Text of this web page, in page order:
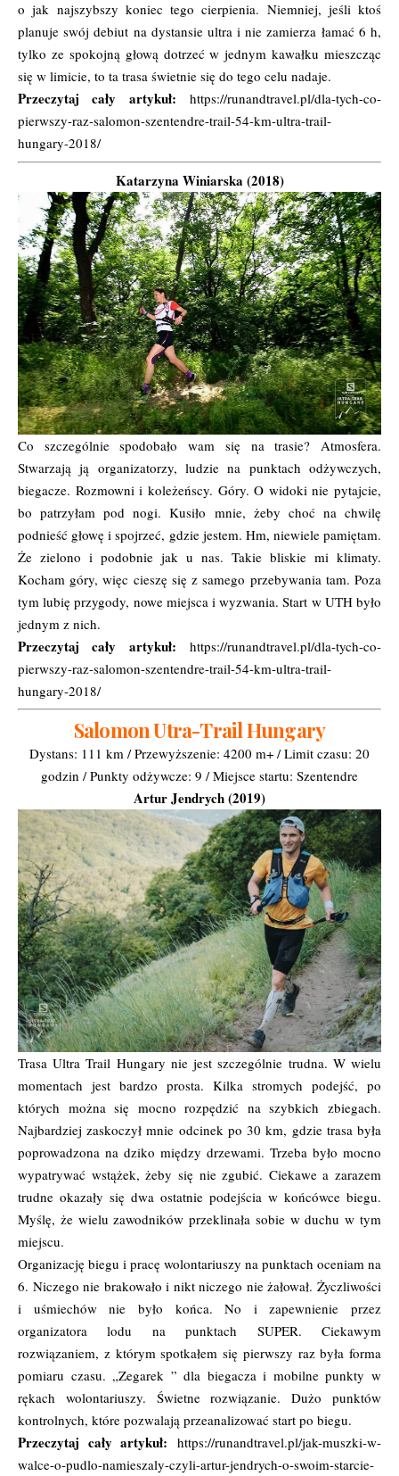
o jak najszybszy koniec tego cierpienia. Niemniej, jeśli ktoś
planuje swój debiut na dystansie ultra i nie zamierza łamać 6 h,
tylko ze spokojną głową dotrzeć w jednym kawałku mieszcząc
się w limicie, to ta trasa świetnie się do tego celu nadaje.
Przeczytaj cały artykuł: https://runandtravel.pl/dla-tych-co-
pierwszy-raz-salomon-szentendre-trail-54-km-ultra-trail-
hungary-2018/
Katarzyna Winiarska (2018)
Co szczególnie spodobało wam się na trasie? Atmosfera.
Stwarzają ją organizatorzy, ludzie na punktach odżywczych,
biegacze. Rozmowni i koleżeńscy. Góry. O widoki nie pytajcie,
bo patrzyłam pod nogi. Kusiło mnie, żeby choć na chwilę
podnieść głowę i spojrzeć, gdzie jestem. Hm, niewiele pamiętam.
Że zielono i podobnie jak u nas. Takie bliskie mi klimaty.
Kocham góry, więc cieszę się z samego przebywania tam. Poza
tym lubię przygody, nowe miejsca i wyzwania. Start w UTH było
jednym z nich.
Przeczytaj cały artykuł:
https://runandtravel.pl/dla-tych-co-
pierwszy-raz-salomon-szentendre-trail-54-km-ultra-trail-
hungary-2018/
Salomon Utra-Trail Hungary
Dystans: 111 km / Przewyższenie: 4200 m+ / Limit czasu: 20
godzin / Punkty odżywcze: 9 / Miejsce startu: Szentendre
Artur Jendrych (2019)
Trasa Ultra Trail Hungary nie jest szczególnie trudna. W wielu
momentach jest bardzo prosta. Kilka stromych podejść, po
których można się mocno rozpędzić na szybkich zbiegach.
Najbardziej zaskoczył mnie odcinek po 30 km, gdzie trasa była
poprowadzona na dziko między drzewami. Trzeba było mocno
wypatrywać wstążek, żeby się nie zgubić. Ciekawe a zarazem
trudne okazały się dwa ostatnie podejścia w końcówce biegu.
Myślę, że wielu zawodników przeklinała sobie w duchu w tym
miejscu.
Organizację biegu i pracę wolontariuszy na punktach oceniam na
6. Niczego nie brakowało i nikt niczego nie żałował. Życzliwości
i uśmiechów nie było końca. No i zapewnienie przez
organizatora lodu na punktach SUPER. Ciekawym
rozwiązaniem, z którym spotkałem się pierwszy raz była forma
pomiaru czasu. „Zegarek ” dla biegacza i mobilne punkty w
rękach wolontariuszy. Świetne rozwiązanie. Dużo punktów
kontrolnych, które pozwalają przeanalizować start po biegu.
Przeczytaj cały artykuł:
https://runandtravel.pl/jak-muszki-w-
walce-o-pudlo-namieszaly-czyli-artur-jendrych-o-swoim-starcie-